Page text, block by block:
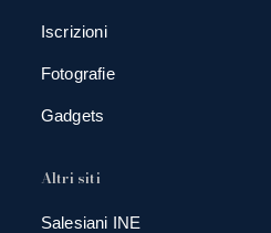
Iscrizioni
Fotografie
Gadgets
Altri siti
Salesiani INE